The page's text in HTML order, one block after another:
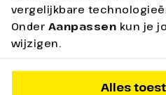
vergelijkbare
Onder Aanpassen kun je
wijzigen.
Alles